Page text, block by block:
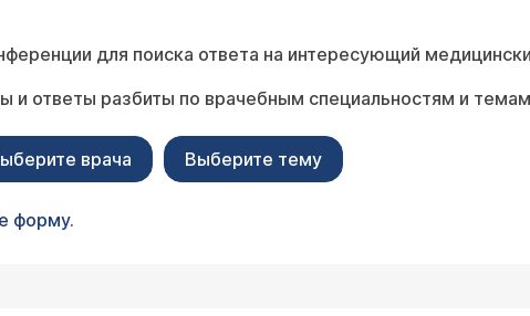
для поиска ответа на интересующий
и ответы разбиты по врачебным специальностям и
врача Выберите тему
форму.